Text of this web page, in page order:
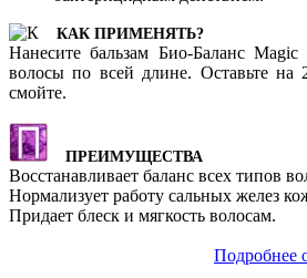
КАК ПРИМЕНЯТЬ?
Нанесите бальзам Био-Баланс
волосы по всей длине. Оставьте на
смойте.
ПРЕИМУЩЕСТВА
Восстанавливает баланс всех типов
Нормализует работу сальных желез
Придает блеск и мягкость волосам.
Подробнее